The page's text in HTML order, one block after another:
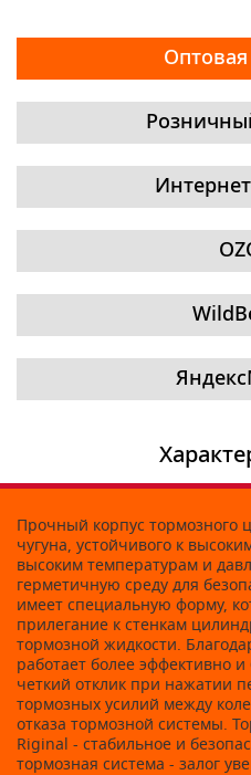
Оптовая
Прочный корпус тормозного
чугуна, устойчивого к
высоким температурам и
герметичную среду для
имеет специальную форму,
прилегание к стенкам
тормозной жидкости.
работает более эффективно
четкий отклик при нажатии
тормозных усилий между
отказа тормозной системы.
Riginal - стабильное и
тормозная система - залог